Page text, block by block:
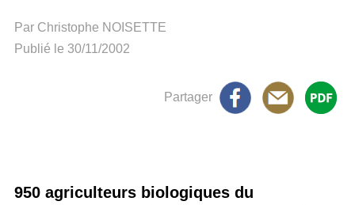
Par Christophe NOISETTE
Publié le 30/11/2002
Partager
950 agriculteurs biologiques du